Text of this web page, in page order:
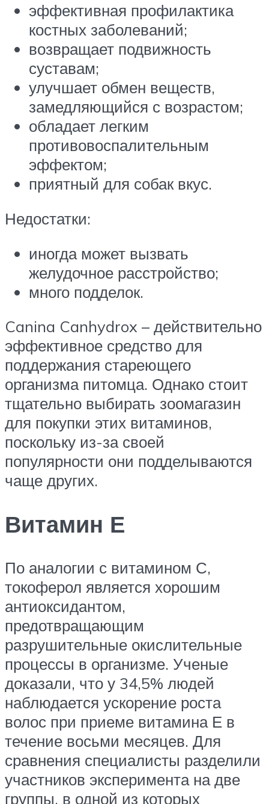
эффективная профилактика
костных заболеваний;
возвращает подвижность
суставам;
улучшает обмен веществ,
замедляющийся с возрастом;
обладает легким
противовоспалительным
эффектом;
приятный для собак вкус.
Недостатки:
иногда может вызвать
желудочное расстройство;
много подделок.
Canina Canhydrox – действительно
эффективное средство для
поддержания стареющего
организма питомца. Однако стоит
тщательно выбирать зоомагазин
для покупки этих витаминов,
поскольку из-за своей
популярности они подделываются
чаще других.
Витамин Е
По аналогии с витамином С,
токоферол является хорошим
антиоксидантом,
предотвращающим
разрушительные окислительные
процессы в организме. Ученые
доказали, что у 34,5% людей
наблюдается ускорение роста
волос при приеме витамина Е в
течение восьми месяцев. Для
сравнения специалисты разделили
участников эксперимента на две
группы, в одной из которых